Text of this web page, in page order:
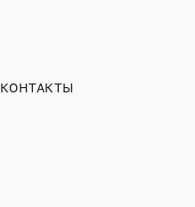
КОНТАКТЫ